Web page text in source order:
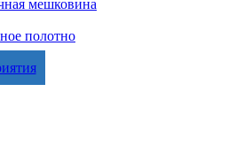
мешковина
полотно